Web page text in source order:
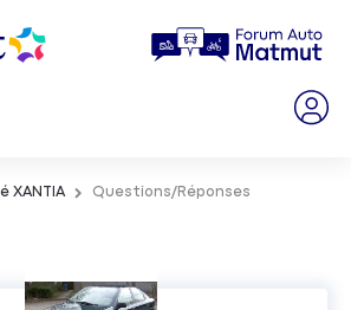
XANTIA Questions/Réponses